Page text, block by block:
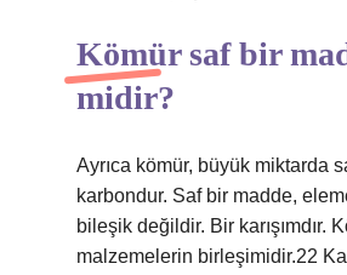
Kömür saf bir
midir?
Ayrıca kömür, büyük miktarda
karbondur. Saf bir madde,
bileşik değildir. Bir karışımdır.
malzemelerin birleşimidir.22